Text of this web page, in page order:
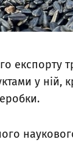
експорту
у ній,